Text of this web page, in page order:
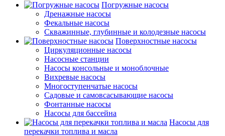
Погружные насосы
Дренажные насосы
Фекальные насосы
Скважинные, глубинные и колодезные насосы
Поверхностные насосы
Циркуляционные насосы
Насосные станции
Насосы консольные и моноблочные
Вихревые насосы
Многоступенчатые насосы
Садовые и самовсасывающие насосы
Фонтанные насосы
Насосы для бассейна
Насосы для
перекачки топлива и масла